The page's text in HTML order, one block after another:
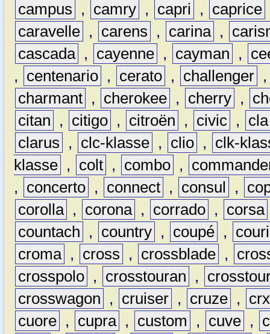
campus
, camry , capri , caprice
caravelle , carens , carina ,
cascada , cayenne , cayman ,
,
centenario , cerato , challenger
charmant , cherokee , cherry ,
citan
, citigo , citroën , civic ,
cla
clarus
, clc-klasse , clio ,
clk-
klasse , colt , combo ,
,
concerto , connect , consul ,
corolla , corona , corrado , corsa
countach
, country , coupé ,
croma , cross , crossblade ,
crosspolo , crosstouran ,
crosswagon
, cruiser , cruze ,
crx
cuore , cupra , custom , cuve ,